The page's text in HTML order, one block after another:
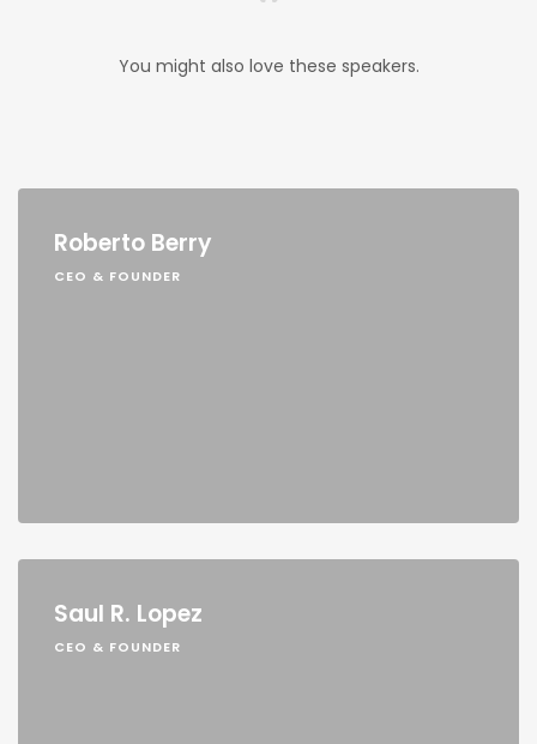
You might also love these speakers.
Roberto Berry
CEO & FOUNDER
Saul R. Lopez
CEO & FOUNDER